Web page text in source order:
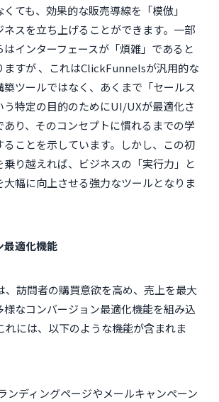
ても、効果的な販売導線を「模倣」
ネスを立ち上げることができます。一部
インターフェースが「煩雑」であると
ますが 、これはClickFunnelsが汎用的な
築ツールではなく、あくまで「セールス
う特定の目的のためにUI/UXが最適化さ
り、そのコンセプトに慣れるまでの学
ことを示しています。しかし、この初
り越えれば、ビジネスの「実行力」と
大幅に向上させる強力なツールとなりま
最適化機能
訪問者の購買意欲を高め、売上を最大
なコンバージョン最適化機能を組み込
れには、以下のような機能が含まれま
ンディングページやメールキャンペーン